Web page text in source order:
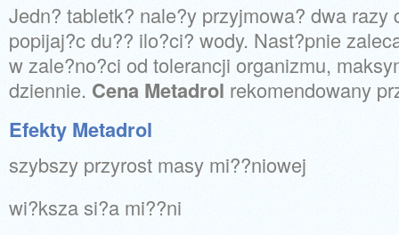
Jedn? tabletk? nale?y przyjmowa? dwa razy
popijaj?c du?? ilo?ci? wody. Nast?pnie
w zale?no?ci od tolerancji organizmu,
dziennie. Cena Metadrol rekomendowany
Efekty Metadrol
szybszy przyrost masy mi??niowej
wi?ksza si?a mi??ni